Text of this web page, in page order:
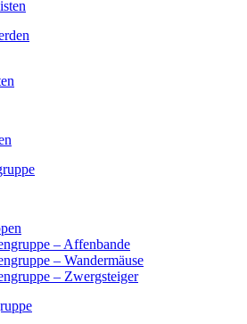
– Affenbande
– Wandermäuse
– Zwergsteiger